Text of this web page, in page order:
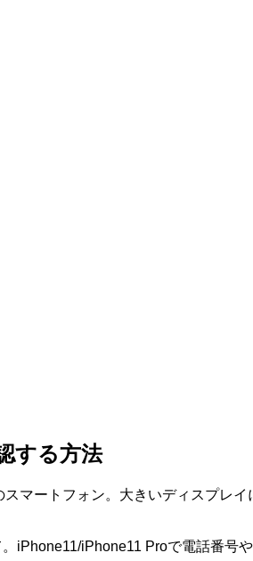
する方法
マートフォン。大きいディスプレ
iPhone11/iPhone11 Proで電話番号